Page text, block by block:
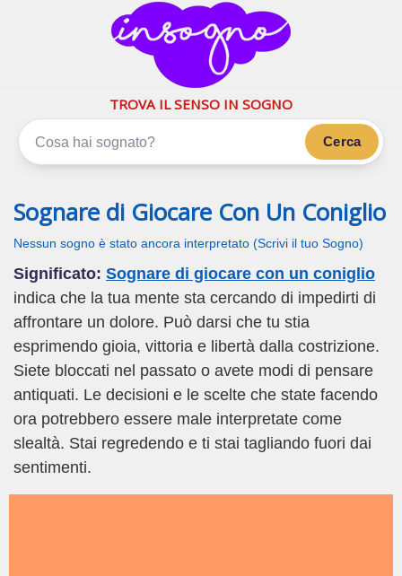
inSogno.com
I sogni significano di piùTROVA IL SENSO IN SOGNO
Cerca
Sognare di Giocare Con Un Coniglio
Nessun sogno è stato ancora interpretato (Scrivi il tuo Sogno)
Significato: Sognare di giocare con un coniglio
indica che la tua mente sta cercando di impedirti di
affrontare un dolore. Può darsi che tu stia
esprimendo gioia, vittoria e libertà dalla costrizione.
Siete bloccati nel passato o avete modi di pensare
antiquati. Le decisioni e le scelte che state facendo
ora potrebbero essere male interpretate come
slealtà. Stai regredendo e ti stai tagliando fuori dai
sentimenti.